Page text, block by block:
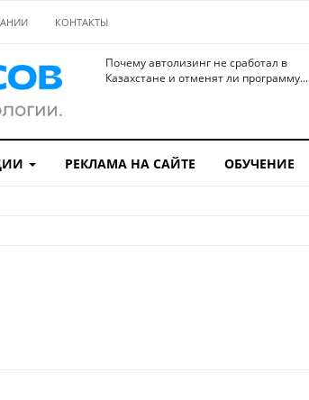
КОНТАКТЫ
Почему автолизинг не сработал в
Казахстане и отменят ли программу...
РЕКЛАМА НА САЙТЕ ОБУЧЕНИЕ